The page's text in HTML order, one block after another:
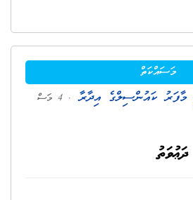
މަސައްކަތް
މާފަރު ކައުންސިލްގެ އިދާރާ
. 4 މަސް